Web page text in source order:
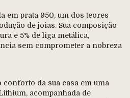
em prata 950, um dos teores
de joias. Sua composição
e 5% de liga metálica,
sem comprometer a nobreza
conforto da sua casa em uma
acompanhada de